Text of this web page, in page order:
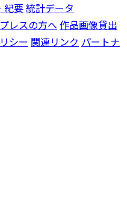
紀要統計データ
プレスの方へ 作品画像貸出
シー 関連リンク パートナ